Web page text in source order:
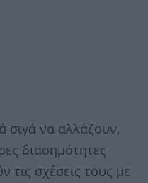
σιγά να αλλάζουν,
διασημότητες
τις σχέσεις τους με